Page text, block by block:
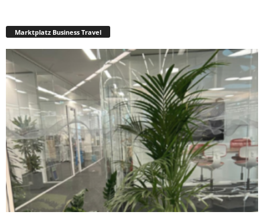
Marktplatz Business Travel